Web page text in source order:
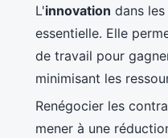
L'innovation dans
essentielle. Elle
de travail pour
minimisant les
Renégocier les
mener à une